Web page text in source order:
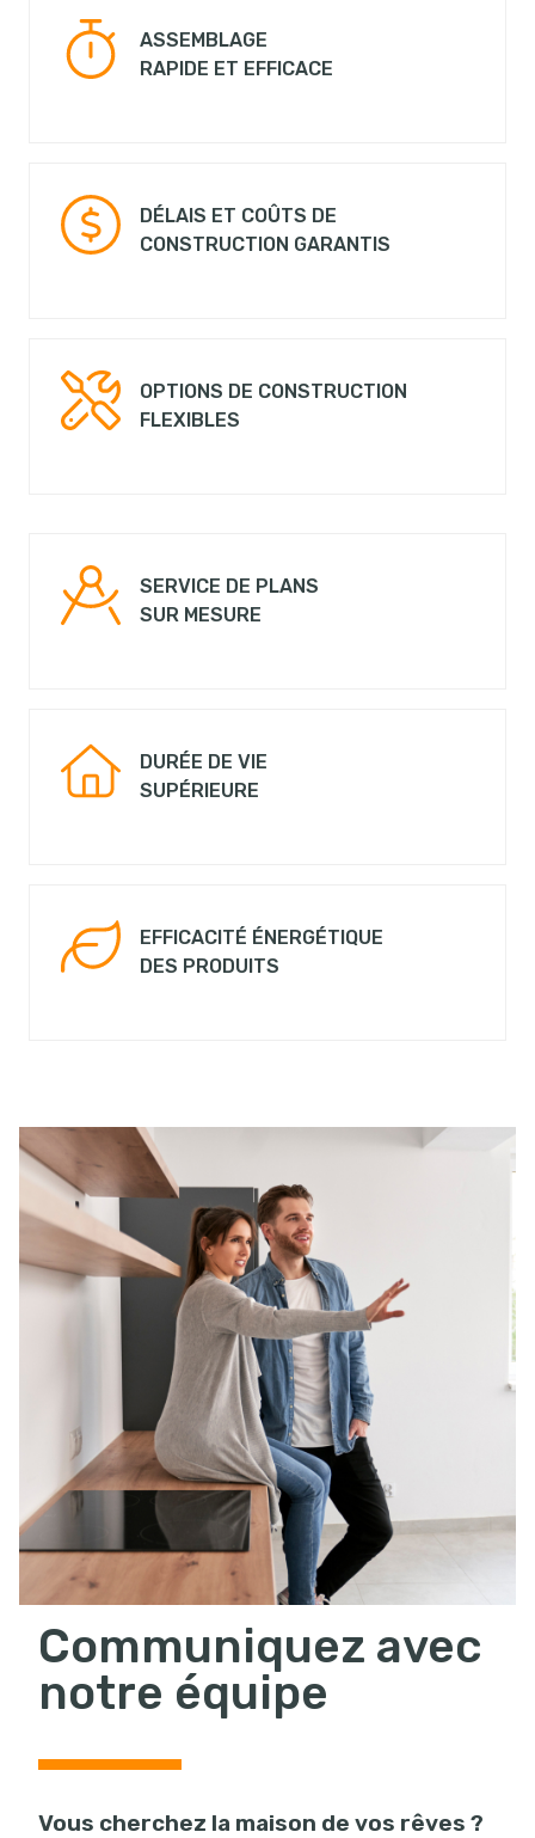
ASSEMBLAGE
RAPIDE ET EFFICACE
DÉLAIS ET COÛTS DE
CONSTRUCTION GARANTIS
OPTIONS DE CONSTRUCTION
FLEXIBLES
SERVICE DE PLANS
SUR MESURE
DURÉE DE VIE
SUPÉRIEURE
EFFICACITÉ ÉNERGÉTIQUE
DES PRODUITS
Communiquez avec
notre équipe
Vous cherchez la maison de vos rêves ?